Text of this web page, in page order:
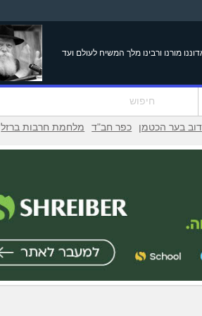
מורנו ורבינו מלך המשיח לעולם ועד
דוב בער הכטמן כפר חב"ד מלחמת חרבות ברזל